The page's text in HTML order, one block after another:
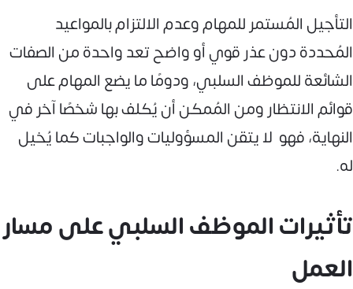
التأجيل المُستمر للمهام وعدم الالتزام بالمواعيد
المُحددة دون عذر قوي أو واضح تعد واحدة من الصفات
الشائعة للموظف السلبي، ودومًا ما يضع المهام على
قوائم الانتظار ومن المُمكن أن يُكلف بها شخصًا آخر في
النهاية، فهو لا يتقن المسؤوليات والواجبات كما يُخيل
له.
تأثيرات الموظف السلبي على مسار
العمل